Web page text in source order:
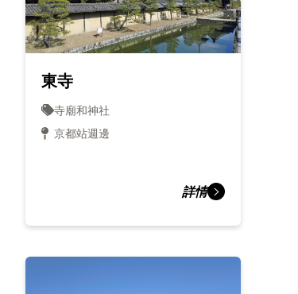
東寺
寺廟和神社
京都站週邊
詳情